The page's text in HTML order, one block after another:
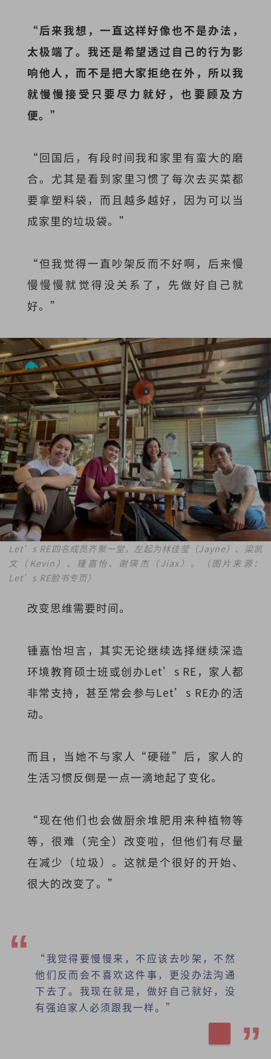
“后来我想，一直这样好像也不是办法，
太极端了。我还是希望透过自己的行为影
响他人，而不是把大家拒绝在外，所以我
就慢慢接受只要尽力就好，也要顾及方
便。”
“回国后，有段时间我和家里有蛮大的磨
合。尤其是看到家里习惯了每次去买菜都
要拿塑料袋，而且越多越好 ，因为可以当
成家里的垃圾袋。”
“但我觉得一直吵架反而不好啊，后来慢
慢慢慢就觉得没关系了，先做好自己就
好。”
Let’s RE四名成员齐聚一堂，左起为林佳莹（Jayne）、梁凯
文（Kevin）、锺嘉怡、谢瑛杰（Jiax）。（图片来源：
Let’s RE脸书专页）
改变思维需要时间。
锺嘉怡坦言，其实无论继续选择继续深造
环境教育硕士班或创办Let’s RE，家人都
非常支持，甚至常会参与Let’s RE办的活
动。
而且，当她不与家人“硬碰”后，家人的
生活习惯反倒是一点一滴地起了变化。
“现在他们也会做厨余堆肥用来种植物等
等，很难（完全）改变啦，但他们有尽量
在减少（垃圾）。这就是个很好的开始、
很大的改变了。”
“我觉得要慢慢来，不应该去吵架，不然
他们反而会不喜欢这件事，更没办法沟通
下去了。我现在就是，做好自己就好，没
有强迫家人必须跟我一样。”